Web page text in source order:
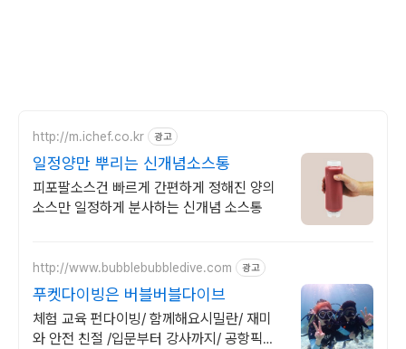
http://m.ichef.co.kr 광고
일정양만 뿌리는 신개념소스통
피포팔소스건 빠르게 간편하게 정해진 양의
소스만 일정하게 분사하는 신개념 소스통
http://www.bubblebubbledive.com 광고
푸켓다이빙은 버블버블다이브
체험 교육 펀다이빙/ 함께해요시밀란/ 재미
와 안전 친절 /입문부터 강사까지/ 공항픽업